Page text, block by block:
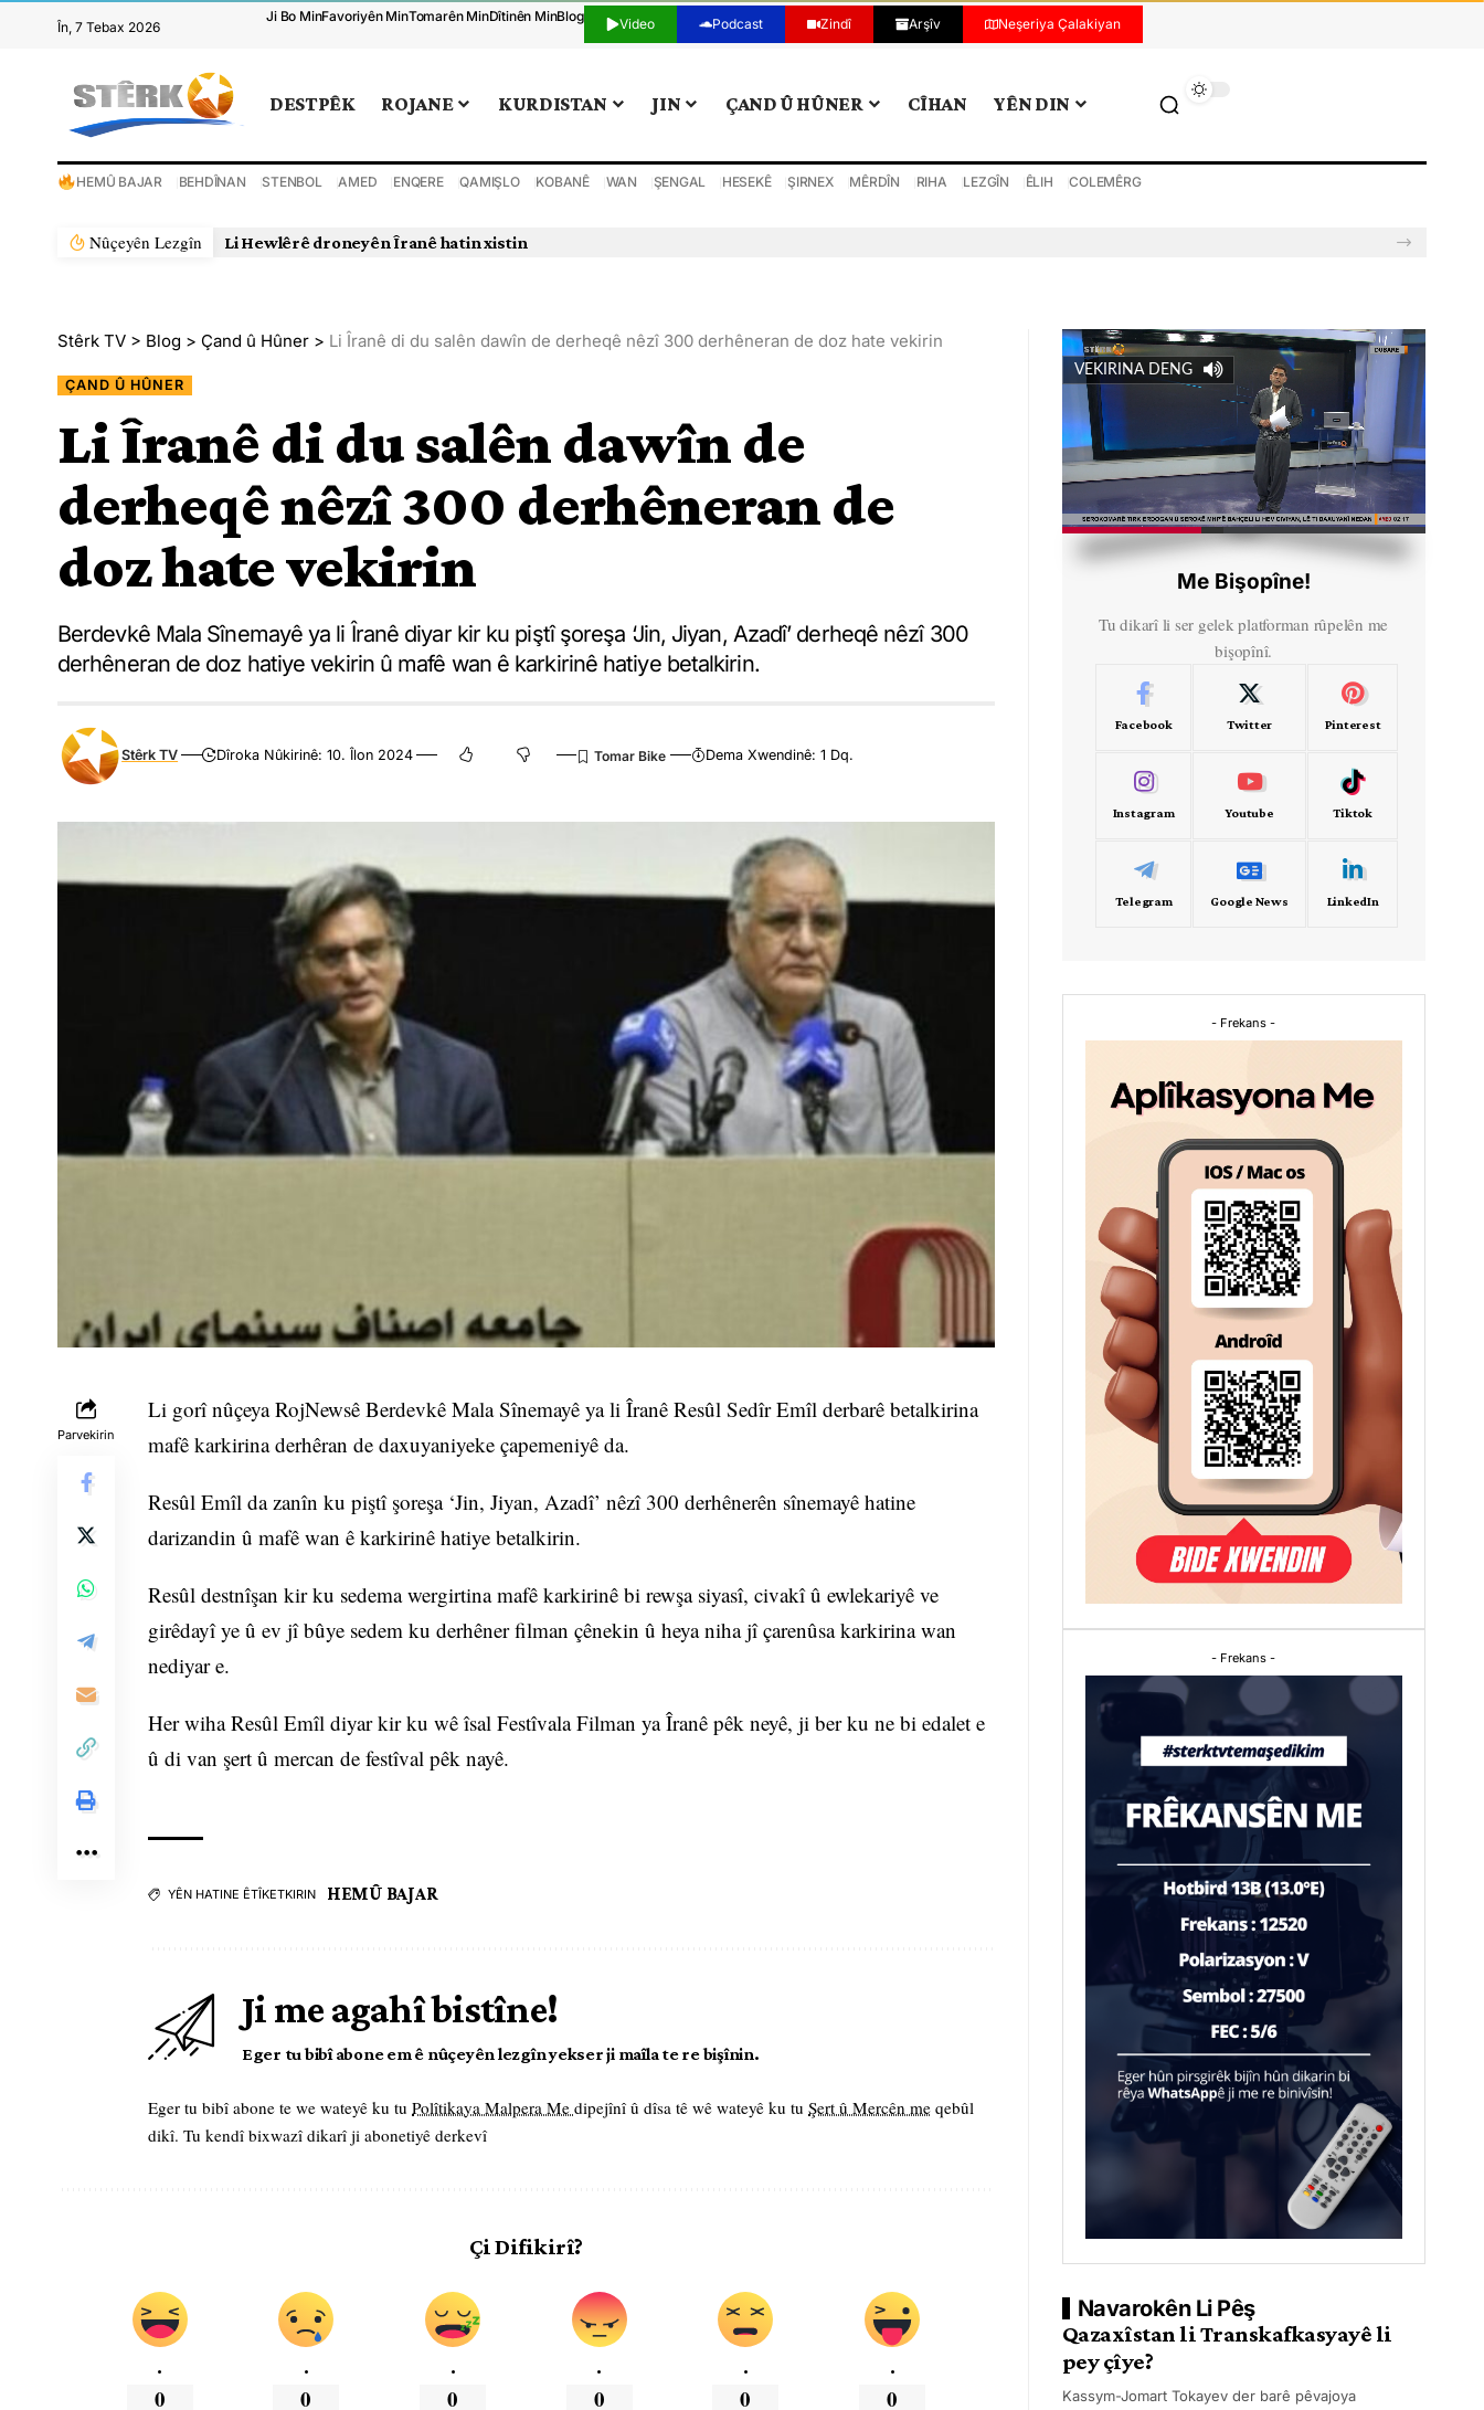
În, 7 Tebax 2026
Ji Bo MinFavoriyên MinTomarên MinDîtinên MinBlog Video Podcast Zindî Arşîv Neşeriya Çalakiyan
DESTPÊK ROJANE KURDISTAN JIN ÇAND Û HÛNER CÎHAN YÊN DIN
HEMÛ BAJAR BEHDÎNAN STENBOL AMED ENQERE QAMIŞLO KOBANÊ WAN ŞENGAL HESEKÊ ŞIRNEX MÊRDÎN RIHA LEZGÎN ÊLIH COLEMÊRG
Nûçeyên Lezgîn Li Hewlêrê droneyên Îranê hatin xistin
Stêrk TV > Blog > Çand û Hûner > Li Îranê di du salên dawîn de derheqê nêzî 300 derhêneran de doz hate vekirin
ÇAND Û HÛNER
Li Îranê di du salên dawîn de
derheqê nêzî 300 derhêneran de
doz hate vekirin
Berdevkê Mala Sînemayê ya li Îranê diyar kir ku piştî şoreşa ‘Jin, Jiyan, Azadî’ derheqê nêzî 300
derhêneran de doz hatiye vekirin û mafê wan ê karkirinê hatiye betalkirin.
Stêrk TV Dîroka Nûkirinê: 10. Îlon 2024 Dema Xwendinê: 1 Dq.
Parvekirin
Li gorî nûçeya RojNewsê Berdevkê Mala Sînemayê ya li Îranê Resûl Sedîr Emîl derbarê betalkirina
mafê karkirina derhêran de daxuyaniyeke çapemeniyê da.
Resûl Emîl da zanîn ku piştî şoreşa ‘Jin, Jiyan, Azadî’ nêzî 300 derhênerên sînemayê hatine
darizandin û mafê wan ê karkirinê hatiye betalkirin.
Resûl destnîşan kir ku sedema wergirtina mafê karkirinê bi rewşa siyasî, civakî û ewlekariyê ve
girêdayî ye û ev jî bûye sedem ku derhêner filman çênekin û heya niha jî çarenûsa karkirina wan
nediyar e.
Her wiha Resûl Emîl diyar kir ku wê îsal Festîvala Filman ya Îranê pêk neyê, ji ber ku ne bi edalet e
û di van şert û mercan de festîval pêk nayê.
YÊN HATINE ÊTÎKETKIRIN HEMÛ BAJAR
Ji me agahî bistîne!
Eger tu bibî abone em ê nûçeyên lezgîn yekser ji maîla te re bişînin.
Eger tu bibî abone te we wateyê ku tu Polîtikaya Malpera Me dipejînî û dîsa tê wê wateyê ku tu Şert û Mercên me qebûl
dikî. Tu kendî bixwazî dikarî ji abonetiyê derkevî
Çi Difikirî?
.
0
.
0
.
0
.
0
.
0
.
0
VEKIRINA DENG
Me Bişopîne!
Tu dikarî li ser gelek platforman rûpelên me
bişopînî.
Facebook Twitter Pinterest
Instagram Youtube Tiktok
Telegram Google News LinkedIn
- Frekans -
- Frekans -
Navarokên Li Pêş
Qazaxîstan li Transkafkasyayê li
pey çîye?
Kassym-Jomart Tokayev der barê pêvajoya